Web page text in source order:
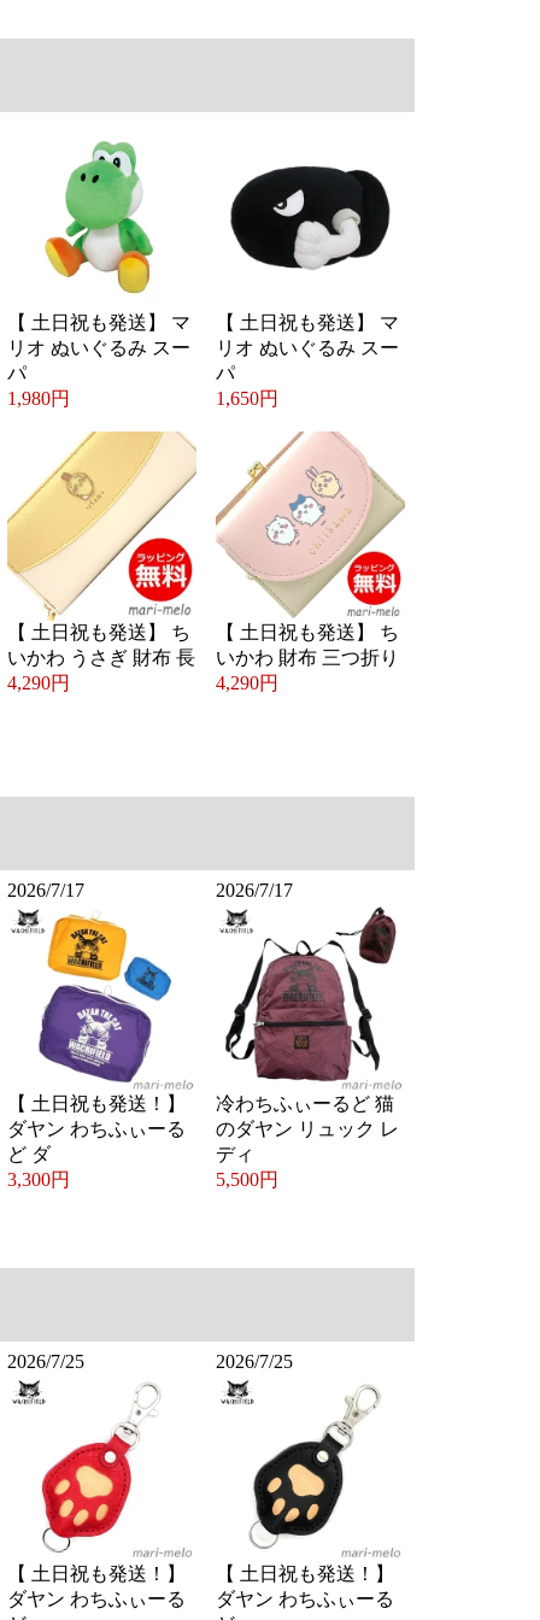
【 土日祝も発送】 マ
リオ ぬいぐるみ スー
パ
1,980円
【 土日祝も発送】 マ
リオ ぬいぐるみ スー
パ
1,650円
【 土日祝も発送】 ち
いかわ うさぎ 財布 長
4,290円
【 土日祝も発送】 ち
いかわ 財布 三つ折り
4,290円
2026/7/17
【 土日祝も発送！】
ダヤン わちふぃーる
ど ダ
3,300円
2026/7/17
冷わちふぃーるど 猫
のダヤン リュック レ
ディ
5,500円
2026/7/25
【 土日祝も発送！】
ダヤン わちふぃーる
2026/7/25
【 土日祝も発送！】
ダヤン わちふぃーる